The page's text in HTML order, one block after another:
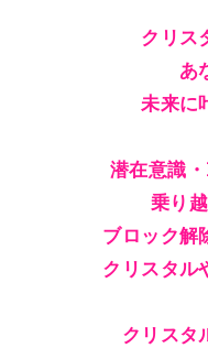
クリス
あ
未来に
潜在意識
乗り
ブロック解
クリスタル
クリスタ